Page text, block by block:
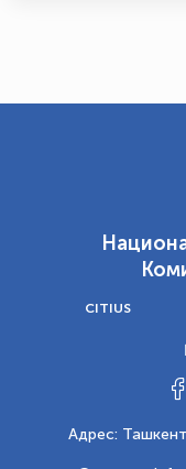
CITIUS
Адрес: